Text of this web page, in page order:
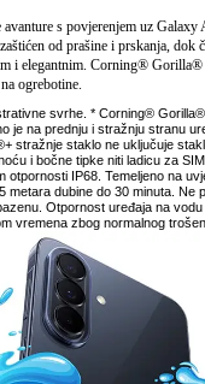
s povjerenjem uz Galaxy
od prašine i prskanja, dok
i elegantnim. Corning®
ogrebotine.
svrhe. * Corning®
je na prednju i stražnju stranu
stražnje staklo ne uključuje
i bočne tipke niti ladicu za
otpornosti IP68. Temeljeno na
metara dubine do 30 minuta. Ne
Otpornost uređaja na
vremena zbog normalnog